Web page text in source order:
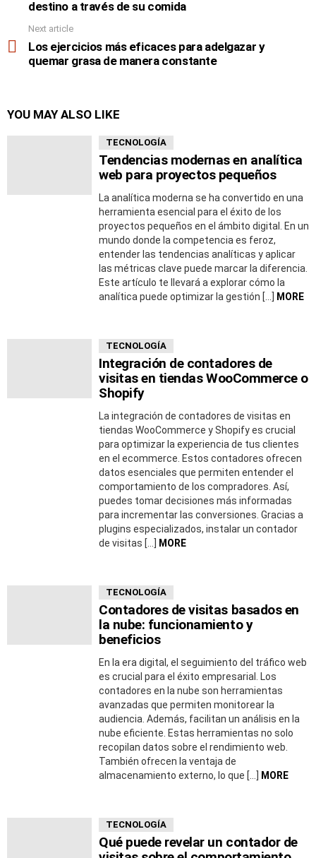
destino a través de su comida
Next article
Los ejercicios más eficaces para adelgazar y
quemar grasa de manera constante
YOU MAY ALSO LIKE
TECNOLOGÍA
Tendencias modernas en analítica
web para proyectos pequeños
La analítica moderna se ha convertido en una
herramienta esencial para el éxito de los
proyectos pequeños en el ámbito digital. En un
mundo donde la competencia es feroz,
entender las tendencias analíticas y aplicar
las métricas clave puede marcar la diferencia.
Este artículo te llevará a explorar cómo la
analítica puede optimizar la gestión […]
MORE
TECNOLOGÍA
Integración de contadores de
visitas en tiendas WooCommerce o
Shopify
La integración de contadores de visitas en
tiendas WooCommerce y Shopify es crucial
para optimizar la experiencia de tus clientes
en el ecommerce. Estos contadores ofrecen
datos esenciales que permiten entender el
comportamiento de los compradores. Así,
puedes tomar decisiones más informadas
para incrementar las conversiones. Gracias a
plugins especializados, instalar un contador
de visitas […]
MORE
TECNOLOGÍA
Contadores de visitas basados en
la nube: funcionamiento y
beneficios
En la era digital, el seguimiento del tráfico web
es crucial para el éxito empresarial. Los
contadores en la nube son herramientas
avanzadas que permiten monitorear la
audiencia. Además, facilitan un análisis en la
nube eficiente. Estas herramientas no solo
recopilan datos sobre el rendimiento web.
También ofrecen la ventaja de
almacenamiento externo, lo que […]
MORE
TECNOLOGÍA
Qué puede revelar un contador de